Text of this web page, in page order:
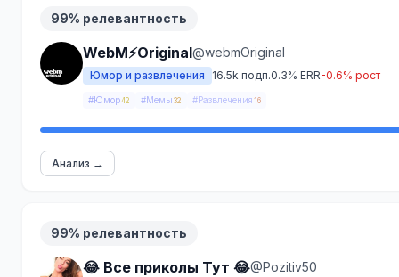
99% релевантность
WebM⚡️Original@webmOriginal
Юмор и развлечения 16.5k подп.0.3% ERR-0.6% рост
#Юмор42 #Мемы 32 #Развлечения 16
Анализ →
99% релевантность
😂 Все приколы Тут 😂@Pozitiv50